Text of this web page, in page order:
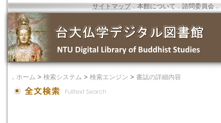
サイトマップ．本館について ． 諮問委員会 ．
． ホーム > 検索システム > 検索エンジン > 書誌の詳細内容